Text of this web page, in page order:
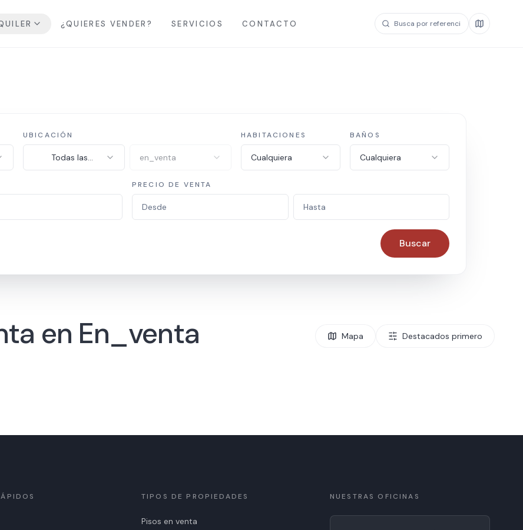
¿QUIERES VENDER? SERVICIOS CONTACTO
UBICACIÓN
Todas las
provincias
en_venta
HABITACIONES
Cualquiera
BAÑOS
Cualquiera
PRECIO DE VENTA
Buscar
en En_venta Mapa Destacados primero
TIPOS DE PROPIEDADES
Pisos en venta
NUESTRAS OFICINAS